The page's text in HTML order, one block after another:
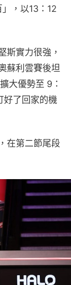
，以13：12
斯實力很強，
蘇利雲賽後坦
大優勢至 9：
好了回家的機
在第二節尾段